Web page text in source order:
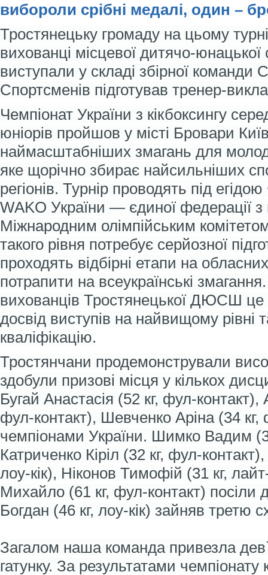
вибороли срібні медалі, один –
Тростянецьку громаду на цьому
вихованці місцевої дитячо-юнацької
виступали у складі збірної команди
Спортсменів підготував тренер-
Чемпіонат України з кікбоксингу
юніорів пройшов у місті Бровари
наймасштабніших змагань для
яке щорічно збирає найсильніших
регіонів. Турнір проводять під
WAKO України — єдиної федерації з
Міжнародним олімпійським
такого рівня потребує серйозної
проходять відбірні етапи на
потрапити на всеукраїнські
вихованців Тростянецької ДЮСШ це
досвід виступів на найвищому рівні
кваліфікацію.
Тростянчани продемонстрували
здобули призові місця у кількох
Бугай Анастасія (52 кг, фул-
фул-контакт), Шевченко Аріна (34 кг,
чемпіонами України. Шимко Вадим
Катриченко Кіріл (32 кг, фул-
лоу-кік), Ніконов Тимофій (31 кг,
Михайло (61 кг, фул-контакт) посіли
Богдан (46 кг, лоу-кік) зайняв третю
Загалом наша команда привезла
гатунку. За результатами чемпіонату